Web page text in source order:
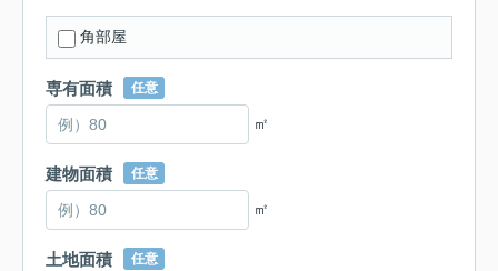
角部屋
専有面積 任意
㎡
建物面積 任意
㎡
土地面積 任意